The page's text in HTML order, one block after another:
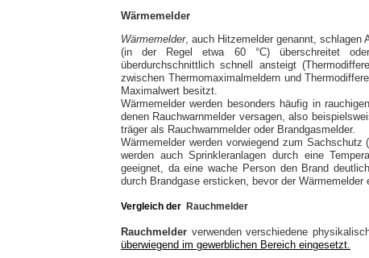
Wärmemelder
Wärmemelder, auch Hitzemelder genannt, schlagen
(in der Regel etwa 60 °C) überschreitet
überdurchschnittlich schnell ansteigt
zwischen Thermomaximalmeldern und
Maximalwert besitzt.
Wärmemelder werden besonders häufig in
denen Rauchwarnmelder versagen, also
träger als Rauchwarnmelder oder Brandgasmelder.
Wärmemelder werden vorwiegend zum
werden auch Sprinkleranlagen durch eine
geeignet, da eine wache Person den Brand
durch Brandgase ersticken, bevor der Wärmemelder
Vergleich der Rauchmelder
Rauchmelder verwenden verschiedene
überwiegend im gewerblichen Bereich eingesetzt.